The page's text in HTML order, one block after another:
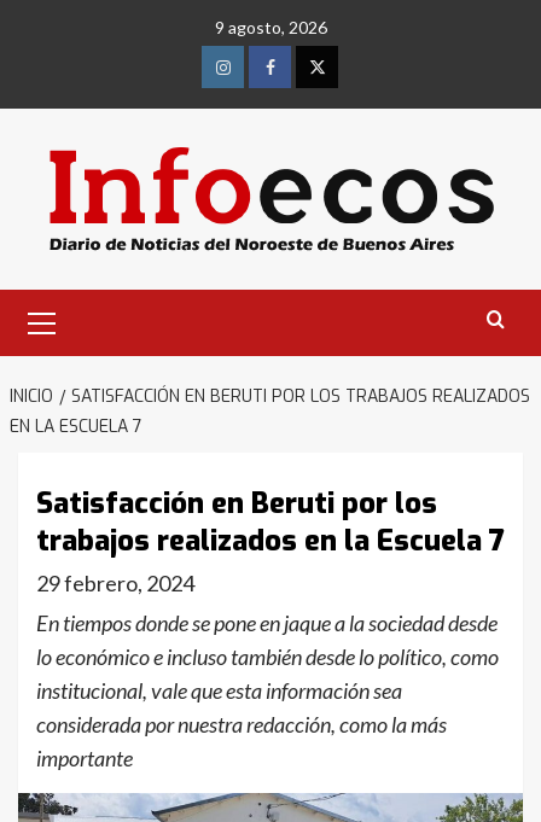
9 agosto, 2026
InstagramFacebookTwitter
primario
INICIO
SATISFACCIÓN EN BERUTI POR LOS TRABAJOS REALIZADOS
EN LA ESCUELA 7
Satisfacción en Beruti por los
trabajos realizados en la Escuela 7
29 febrero, 2024
En tiempos donde se pone en jaque a la sociedad desde
lo económico e incluso también desde lo político, como
institucional, vale que esta información sea
considerada por nuestra redacción, como la más
importante